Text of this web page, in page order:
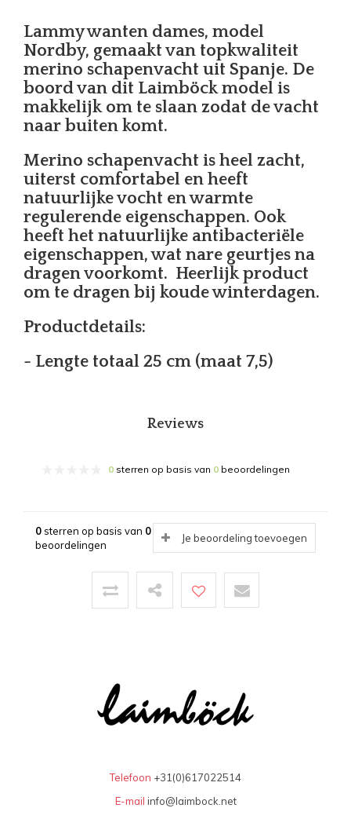
Lammy wanten dames, model
Nordby, gemaakt van topkwaliteit
merino schapenvacht uit Spanje. De
boord van dit Laimböck model is
makkelijk om te slaan zodat de vacht
naar buiten komt.
Merino schapenvacht is heel zacht,
uiterst comfortabel en heeft
natuurlijke vocht en warmte
regulerende eigenschappen. Ook
heeft het natuurlijke antibacteriële
eigenschappen, wat nare geurtjes na
dragen voorkomt. Heerlijk product
om te dragen bij koude winterdagen.
Productdetails:
- Lengte totaal 25 cm (maat 7,5)
Reviews
0 sterren op basis van 0 beoordelingen
0sterren op basis van 0
beoordelingen
Je beoordeling toevoegen
Telefoon +31(0)617022514
E-mail info@laimbock.net